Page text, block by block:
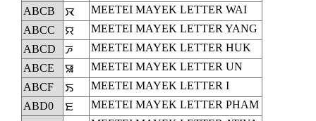
ABCB
ꯋ
MEETEI MAYEK LETTER WAI
ABCC
ꯌ
MEETEI MAYEK LETTER YANG
ABCD
ꯍ
MEETEI MAYEK LETTER HUK
ABCE
ꯎ
MEETEI MAYEK LETTER UN
ABCF
ꯏ
MEETEI MAYEK LETTER I
ABD0
ꯐ
MEETEI MAYEK LETTER PHAM